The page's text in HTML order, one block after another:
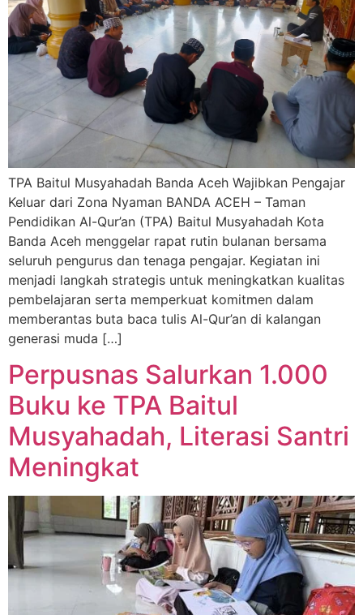
TPA Baitul Musyahadah Banda Aceh Wajibkan Pengajar
Keluar dari Zona Nyaman BANDA ACEH – Taman
Pendidikan Al-Qur’an (TPA) Baitul Musyahadah Kota
Banda Aceh menggelar rapat rutin bulanan bersama
seluruh pengurus dan tenaga pengajar. Kegiatan ini
menjadi langkah strategis untuk meningkatkan kualitas
pembelajaran serta memperkuat komitmen dalam
memberantas buta baca tulis Al-Qur’an di kalangan
generasi muda […]
Perpusnas Salurkan 1.000
Buku ke TPA Baitul
Musyahadah, Literasi Santri
Meningkat